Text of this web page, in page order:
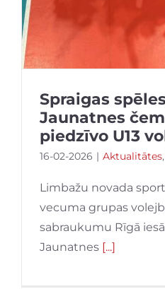
Spraigas
Jaunatnes
piedzīvo U13
16-02-2026 | Aktualitātes,
Limbažu novada
vecuma grupas
sabraukumu Rīgā
Jaunatnes [...]